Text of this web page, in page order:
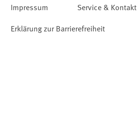
Impressum Service & Kontakt
Erklärung zur Barrierefreiheit